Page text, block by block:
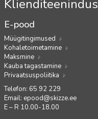
Klienditeenindus
E-pood
Müügitingimused
Kohaletoimetamine
Maksmine
Kauba tagastamine
Privaatsuspoliitika
Telefon: 65 92 229
Email: epood@skizze.ee
E – R 10.00-18.00